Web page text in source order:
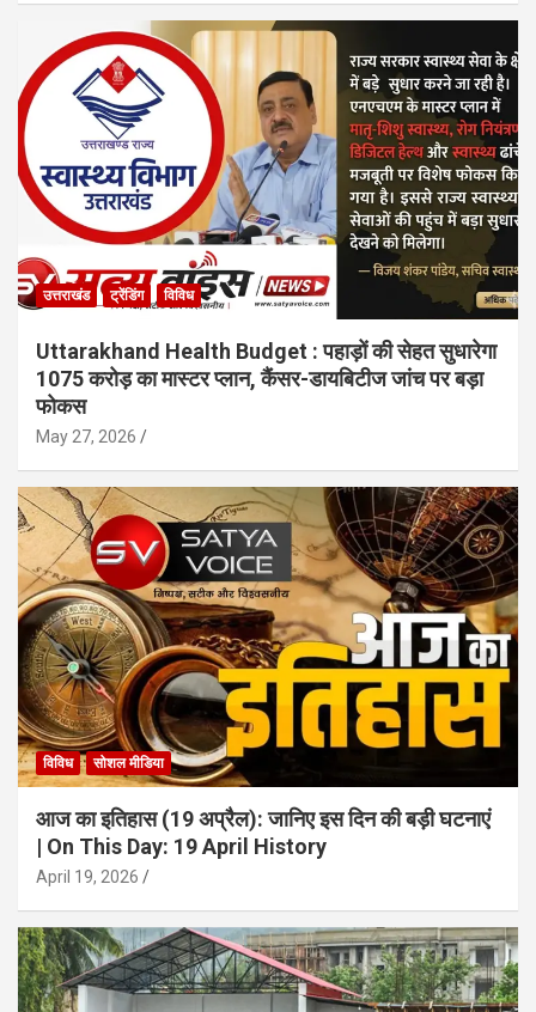
उत्तराखंड ट्रेंडिंग विविध
Uttarakhand Health Budget : पहाड़ों की सेहत सुधारेगा
1075 करोड़ का मास्टर प्लान, कैंसर-डायबिटीज जांच पर बड़ा
फोकस
May 27, 2026
विविध सोशल मीडिया
आज का इतिहास (19 अप्रैल): जानिए इस दिन की बड़ी घटनाएं
| On This Day: 19 April History
April 19, 2026